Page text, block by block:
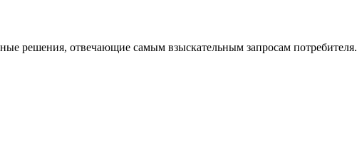
решения, отвечающие самым взыскательным запросам потребителя.